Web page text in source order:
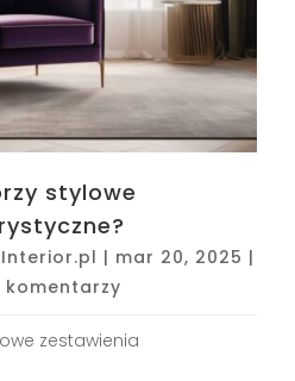
stylowe
| mar 20, 2025 |
komentarzy
zestawienia